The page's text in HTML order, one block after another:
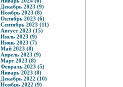
Декабрь 2023 (9)
Ноябрь 2023 (8)
Октябрь 2023 (6)
Сентябрь 2023 (11)
Август 2023 (15)
Июль 2023 (9)
Июнь 2023 (7)
Май 2023 (8)
Апрель 2023 (9)
Март 2023 (8)
Февраль 2023 (5)
Январь 2023 (8)
Декабрь 2022 (10)
Ноябрь 2022 (9)